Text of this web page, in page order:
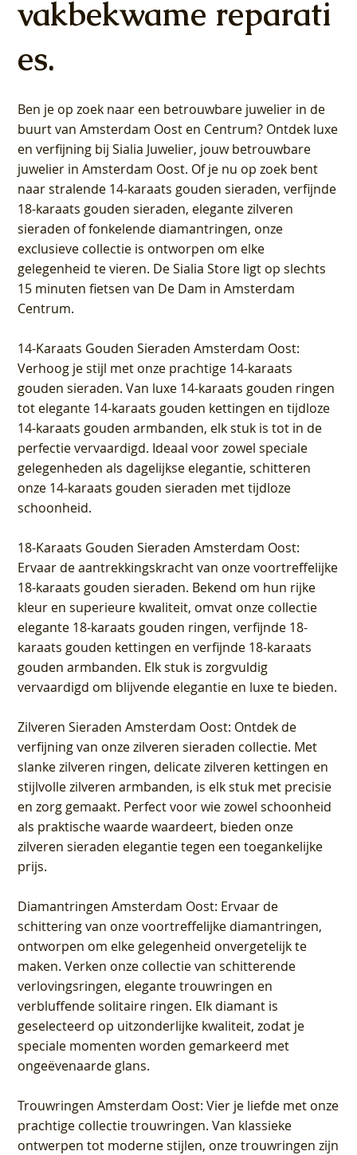
vakbekwame reparati
es.
Ben je op zoek naar een betrouwbare juwelier in de
buurt van Amsterdam Oost en Centrum? Ontdek luxe
en verfijning bij Sialia Juwelier, jouw betrouwbare
juwelier in Amsterdam Oost. Of je nu op zoek bent
naar stralende 14-karaats gouden sieraden, verfijnde
18-karaats gouden sieraden, elegante zilveren
sieraden of fonkelende diamantringen, onze
exclusieve collectie is ontworpen om elke
gelegenheid te vieren. De Sialia Store ligt op slechts
15 minuten fietsen van De Dam in Amsterdam
Centrum.
14-Karaats Gouden Sieraden Amsterdam Oost:
Verhoog je stijl met onze prachtige 14-karaats
gouden sieraden. Van luxe 14-karaats gouden ringen
tot elegante 14-karaats gouden kettingen en tijdloze
14-karaats gouden armbanden, elk stuk is tot in de
perfectie vervaardigd. Ideaal voor zowel speciale
gelegenheden als dagelijkse elegantie, schitteren
onze 14-karaats gouden sieraden met tijdloze
schoonheid.
18-Karaats Gouden Sieraden Amsterdam Oost:
Ervaar de aantrekkingskracht van onze voortreffelijke
18-karaats gouden sieraden. Bekend om hun rijke
kleur en superieure kwaliteit, omvat onze collectie
elegante 18-karaats gouden ringen, verfijnde 18-
karaats gouden kettingen en verfijnde 18-karaats
gouden armbanden. Elk stuk is zorgvuldig
vervaardigd om blijvende elegantie en luxe te bieden.
Zilveren Sieraden Amsterdam Oost: Ontdek de
verfijning van onze zilveren sieraden collectie. Met
slanke zilveren ringen, delicate zilveren kettingen en
stijlvolle zilveren armbanden, is elk stuk met precisie
en zorg gemaakt. Perfect voor wie zowel schoonheid
als praktische waarde waardeert, bieden onze
zilveren sieraden elegantie tegen een toegankelijke
prijs.
Diamantringen Amsterdam Oost: Ervaar de
schittering van onze voortreffelijke diamantringen,
ontworpen om elke gelegenheid onvergetelijk te
maken. Verken onze collectie van schitterende
verlovingsringen, elegante trouwringen en
verbluffende solitaire ringen. Elk diamant is
geselecteerd op uitzonderlijke kwaliteit, zodat je
speciale momenten worden gemarkeerd met
ongeëvenaarde glans.
Trouwringen Amsterdam Oost: Vier je liefde met onze
prachtige collectie trouwringen. Van klassieke
ontwerpen tot moderne stijlen, onze trouwringen zijn